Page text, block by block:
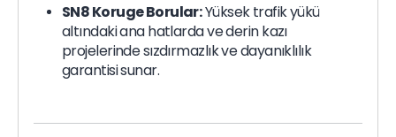
SN8 Koruge Borular:Yüksek trafik yükü
altındaki ana hatlarda ve derin kazı
projelerinde sızdırmazlık ve dayanıklılık
garantisi sunar.